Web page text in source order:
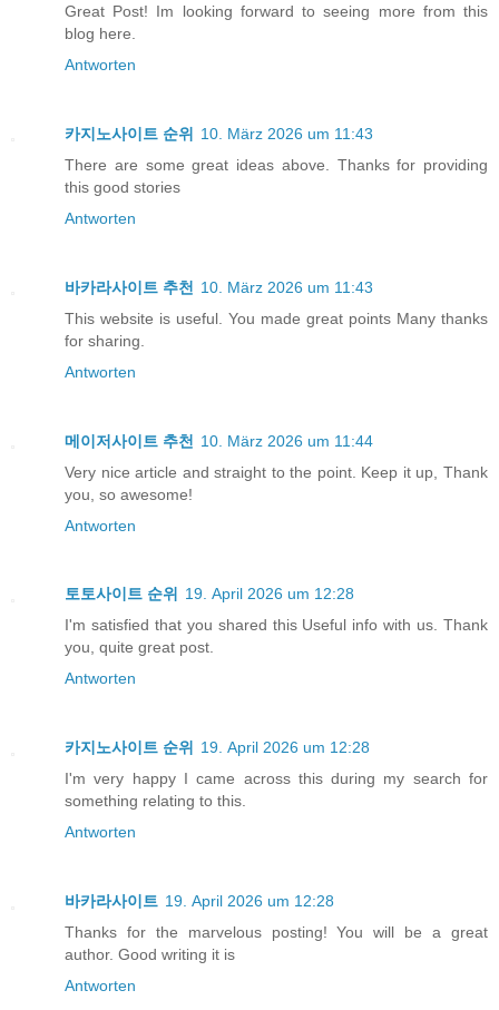
Great Post! Im looking forward to seeing more from this
blog here.
Antworten
카지노사이트 순위 10. März 2026 um 11:43
There are some great ideas above. Thanks for providing
this good stories
Antworten
바카라사이트 추천 10. März 2026 um 11:43
This website is useful. You made great points Many thanks
for sharing.
Antworten
메이저사이트 추천 10. März 2026 um 11:44
Very nice article and straight to the point. Keep it up, Thank
you, so awesome!
Antworten
토토사이트 순위
19. April 2026 um 12:28
I'm satisfied that you shared this Useful info with us. Thank
you, quite great post.
Antworten
카지노사이트 순위
19. April 2026 um 12:28
I'm very happy I came across this during my search for
something relating to this.
Antworten
바카라사이트 19. April 2026 um 12:28
Thanks for the marvelous posting! You will be a great
author. Good writing it is
Antworten